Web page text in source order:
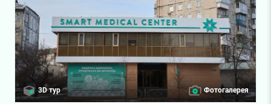
3D тур Фотогалерея